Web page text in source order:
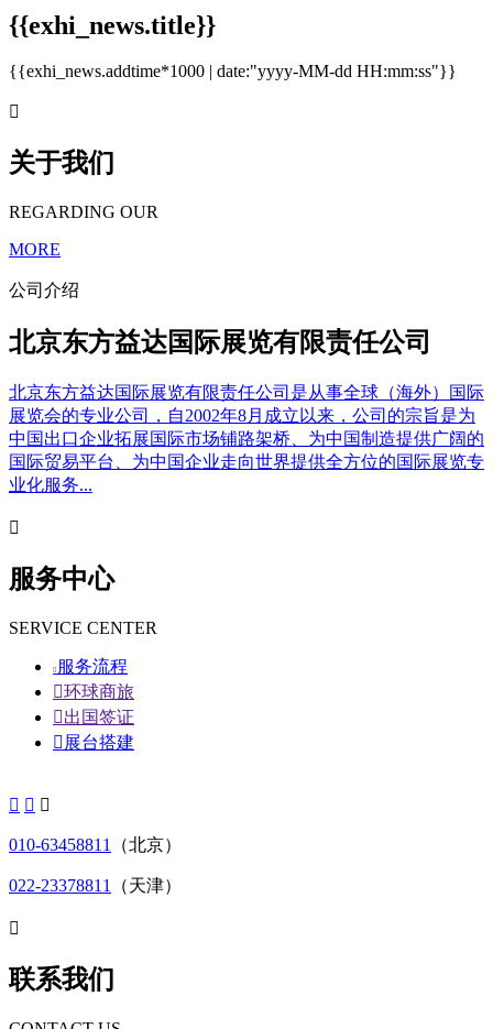
{{exhi_news.title}}
{{exhi_news.addtime*1000 | date:"yyyy-MM-dd HH:mm:ss"}}

关于我们
REGARDING OUR
MORE
公司介绍
北京东方益达国际展览有限责任公司
北京东方益达国际展览有限责任公司是从事全球（海外）国际
展览会的专业公司，自2002年8月成立以来，公司的宗旨是为
中国出口企业拓展国际市场铺路架桥、为中国制造提供广阔的
国际贸易平台、为中国企业走向世界提供全方位的国际展览专
业化服务...

服务中心
SERVICE CENTER
 服务流程
环球商旅
出国签证
 展台搭建
  
010-63458811 （北京）
022-23378811 （天津）

联系我们